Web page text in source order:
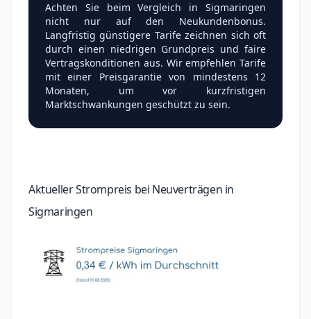
Achten Sie beim Vergleich in Sigmaringen
nicht nur auf den Neukundenbonus.
Langfristig günstigere Tarife zeichnen sich oft
durch einen niedrigen Grundpreis und faire
Vertragskonditionen aus. Wir empfehlen Tarife
mit einer Preisgarantie von mindestens 12
Monaten, um vor kurzfristigen
Marktschwankungen geschützt zu sein.
Aktueller Strompreis bei Neuverträgen in
Sigmaringen